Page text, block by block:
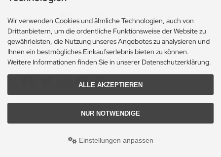
Social Media
heikes-handgewebtes.de/shop/ - All rights reserved.
Wir verwenden Cookies und ähnliche Technologien, auch von
Drittanbietern, um die ordentliche Funktionsweise der Website zu
gewährleisten, die Nutzung unseres Angebotes zu analysieren und
Ihnen ein bestmögliches Einkaufserlebnis bieten zu können.
Weitere Informationen finden Sie in unserer Datenschutzerklärung.
ALLE AKZEPTIEREN
NUR NOTWENDIGE
Einstellungen anpassen